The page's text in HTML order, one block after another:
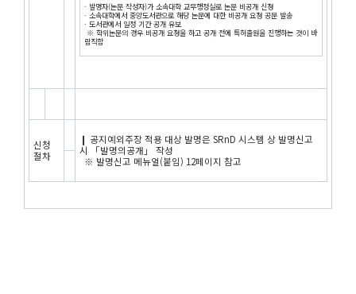
∙ 발명자(논문 작성자)가 소속대학 교무행정실로 논문 비공개 신청
∙ 소속대학에서 중앙도서관으로 해당 논문에 대한 비공개 요청 공문 발송
∙ 도서관에서 일정 기간 공개 유보
※ 학위논문의 경우 비공개 요청을 하고 공개 전에 특허출원을 진행하는 것이 바
람직함
신청
절차
❙ 공지예외주장 적용 대상 발명은 SRnD 시스템 상 발명신고
시 「발명의공개」 작성
※ 발명신고 메뉴얼(붙임) 12페이지 참고